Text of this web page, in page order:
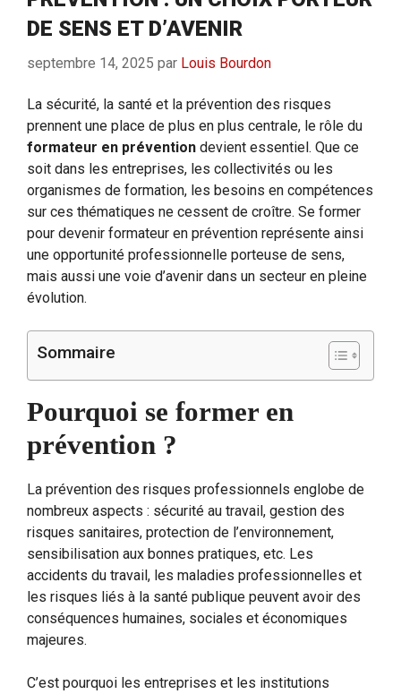
DE SENS ET D’AVENIR
septembre 14, 2025 par Louis Bourdon
La sécurité, la santé et la prévention des risques
prennent une place de plus en plus centrale, le rôle du
formateur en prévention devient essentiel. Que ce
soit dans les entreprises, les collectivités ou les
organismes de formation, les besoins en compétences
sur ces thématiques ne cessent de croître. Se former
pour devenir formateur en prévention représente ainsi
une opportunité professionnelle porteuse de sens,
mais aussi une voie d’avenir dans un secteur en pleine
évolution.
Sommaire
Pourquoi se former en
prévention ?
La prévention des risques professionnels englobe de
nombreux aspects : sécurité au travail, gestion des
risques sanitaires, protection de l’environnement,
sensibilisation aux bonnes pratiques, etc. Les
accidents du travail, les maladies professionnelles et
les risques liés à la santé publique peuvent avoir des
conséquences humaines, sociales et économiques
majeures.
C’est pourquoi les entreprises et les institutions